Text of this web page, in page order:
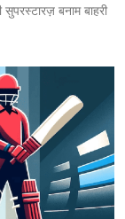
बनाम बाहरी